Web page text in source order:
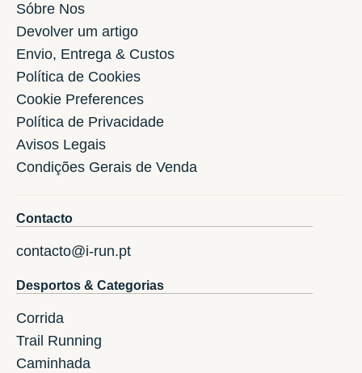
Sóbre Nos
Devolver um artigo
Envio, Entrega & Custos
Política de Cookies
Cookie Preferences
Política de Privacidade
Avisos Legais
Condições Gerais de Venda
Contacto
contacto@i-run.pt
Desportos & Categorias
Corrida
Trail Running
Caminhada